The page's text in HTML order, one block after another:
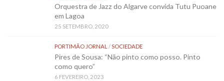
Orquestra de Jazz do Algarve convida Tutu Puoane
em Lagoa
25 SETEMBRO, 2020
PORTIMÃO JORNAL /SOCIEDADE
Pires de Sousa: “Não pinto como posso. Pinto
como quero”
6 FEVEREIRO, 2023